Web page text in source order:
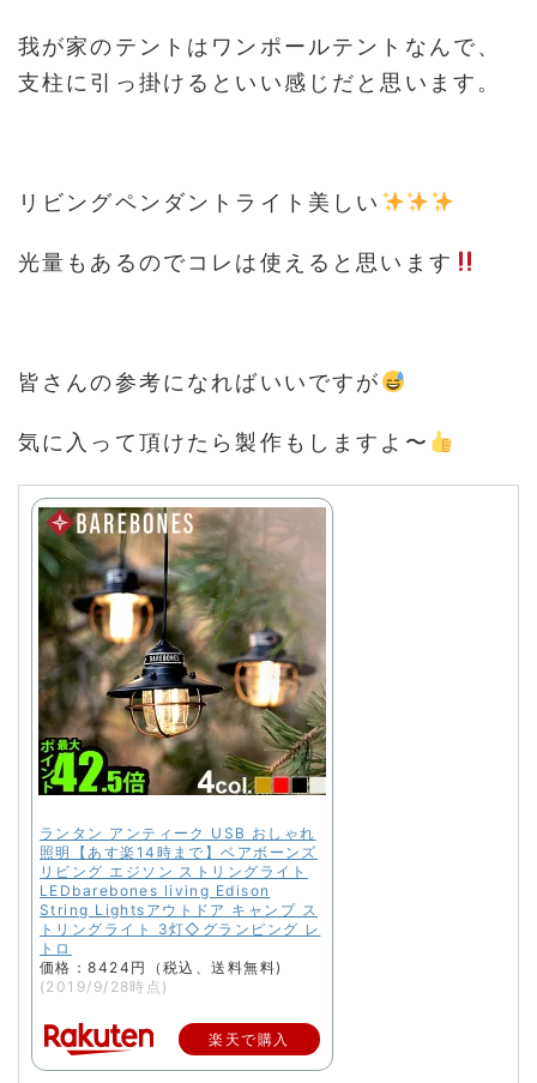
我が家のテントはワンポールテントなんで、
支柱に引っ掛けるといい感じだと思います。
リビングペンダントライト美しい
光量もあるのでコレは使えると思います
皆さんの参考になればいいですが
気に入って頂けたら製作もしますよ〜
ランタン アンティーク USB おしゃれ
照明【あす楽14時まで】ベアボーンズ
リビング エジソン ストリングライト
LEDbarebones living Edison
String Lightsアウトドア キャンプ ス
トリングライト 3灯◇グランピング レ
トロ
価格：8424円（税込、送料無料)
(2019/9/28時点)
楽天で購入